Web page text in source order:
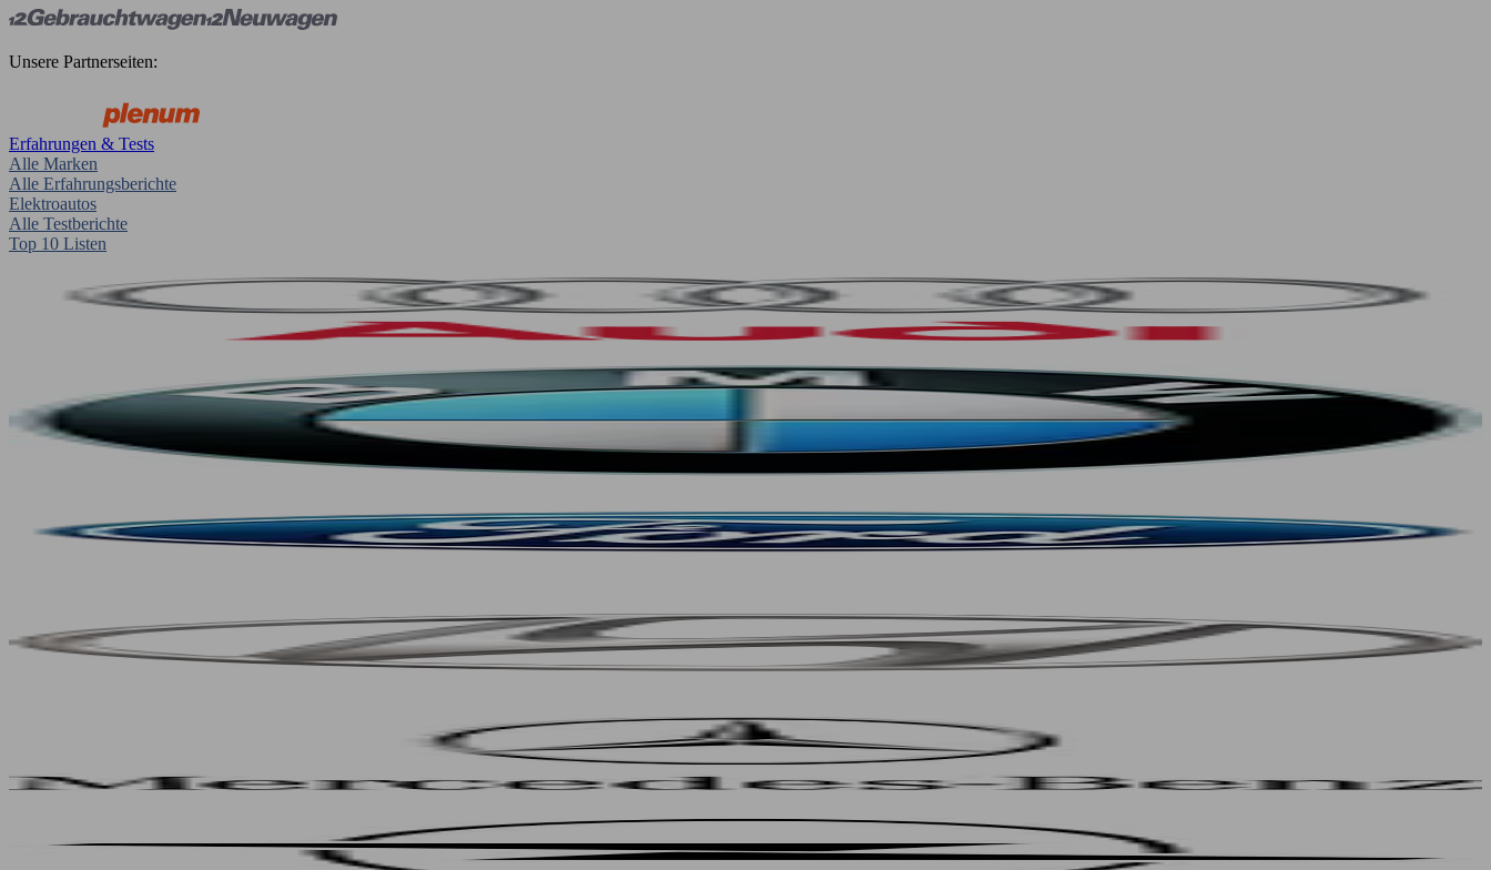
Unsere Partnerseiten:
Erfahrungen & Tests
Alle Marken
Alle Erfahrungsberichte
Elektroautos
Alle Testberichte
Top 10 Listen